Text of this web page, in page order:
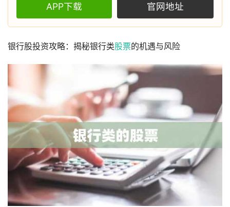
APP下载 官网地址
银行股投资攻略：揭秘银行类股票的机遇与风险